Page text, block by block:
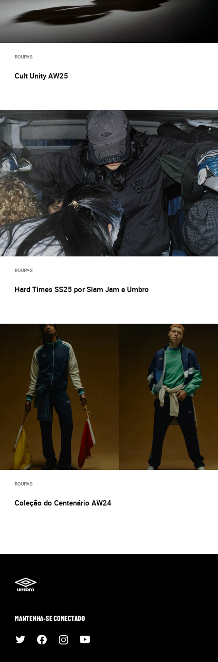
ROUPAS
Cult Unity AW25
ROUPAS
Hard Times SS25 por Slam Jam e Umbro
ROUPAS
Coleção do Centenário AW24
MANTENHA-SE CONECTADO